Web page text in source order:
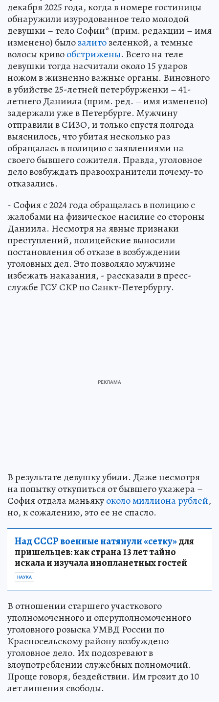
декабря 2025 года, когда в номере гостиницы
обнаружили изуродованное тело молодой
девушки – тело Софии* (прим. редакции – имя
изменено) былозалитозеленкой, а темные
волосы кривообстрижены. Всего на теле
девушки тогда насчитали около 15 ударов
ножом в жизненно важные органы. Виновного
в убийстве 25-летней петербурженки – 41-
летнего Даниила (прим. ред. – имя изменено)
задержали уже в Петербурге. Мужчину
отправили в СИЗО, и только спустя полгода
выяснилось, что убитая несколько раз
обращалась в полицию с заявлениями на
своего бывшего сожителя. Правда, уголовное
дело возбуждать правоохранители почему-то
отказались.
- София с 2024 года обращалась в полицию с
жалобами на физическое насилие со стороны
Даниила. Несмотря на явные признаки
преступлений, полицейские выносили
постановления об отказе в возбуждении
уголовных дел. Это позволяло мужчине
избежать наказания, - рассказали в пресс-
службе ГСУ СКР по Санкт-Петербургу.
В результате девушку убили. Даже несмотря
на попытку откупиться от бывшего ухажера –
София отдала маньякуоколо миллиона рублей,
но, к сожалению, это ее не спасло.
Над СССР военные натянули «сетку»для
пришельцев: как страна 13 лет тайно
искала и изучала инопланетных гостей
НАУКА
В отношении старшего участкового
уполномоченного и оперуполномоченного
уголовного розыска УМВД России по
Красносельскому району возбуждено
уголовное дело. Их подозревают в
злоупотреблении служебных полномочий.
Проще говоря, бездействии. Им грозит до 10
лет лишения свободы.